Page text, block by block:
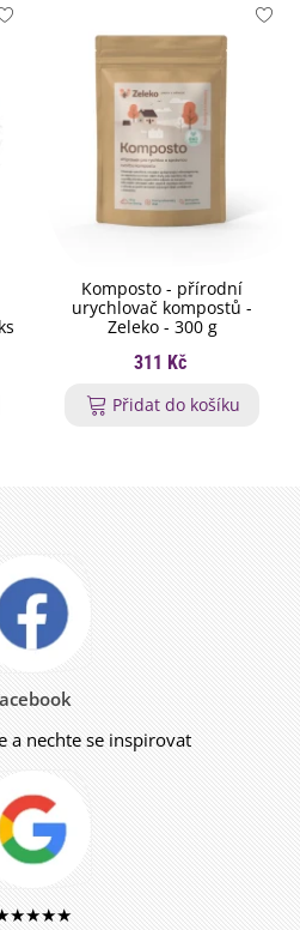
Komposto - přírodní
urychlovač kompostů -
Zeleko - 300 g
311 Kč
Přidat do košíku
a nechte se inspirovat